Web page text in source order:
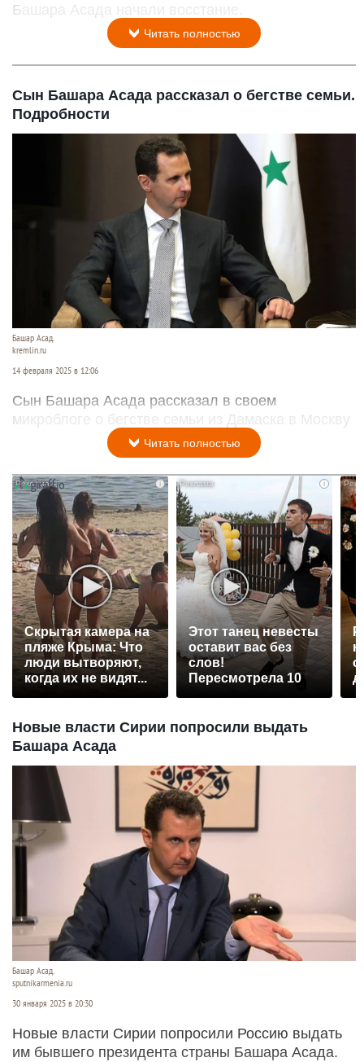
Башара Асада начали восстание.
Читать полностью
Сын Башара Асада рассказал о бегстве семьи.
Подробности
Башар Асад.
kremlin.ru
14 февраля 2025 в 12:06
Сын Башара Асада рассказал в своем
микроблоге о бегстве семьи из Дамаска в Москву
Читать полностью
i
Скрытая камера на
пляже Крыма: Что
люди вытворяют,
когда их не видят...
i
Этот танец невесты
оставит вас без
слов!
Пересмотрела 10
Новые власти Сирии попросили выдать
Башара Асада
Башар Асад.
sputnikarmenia.ru
30 января 2025 в 20:30
Новые власти Сирии попросили Россию выдать
им бывшего президента страны Башара Асада.